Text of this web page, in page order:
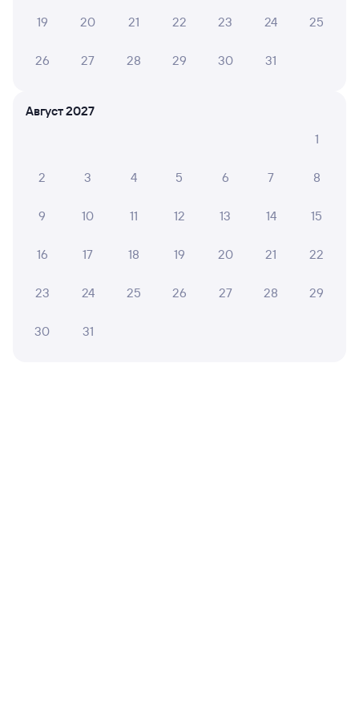
Другие авиарейсы из Ярославля
Купить билеты на поезд Буздяк
19 20 21 22 23 24 25
26 27 28 29 30 31
Август 2027
1
2 3 4 5 6 7 8
9 10 11 12 13 14 15
16 17 18 19 20 21 22
23 24 25 26 27 28 29
30 31